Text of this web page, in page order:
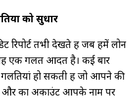
को सुधारें
रिपोर्ट तभी देखते हैं जब हमें लोन
एक गलत आदत है। कई बार
गलतियां हो सकती हैं जो आपने की
और का अकाउंट आपके नाम पर